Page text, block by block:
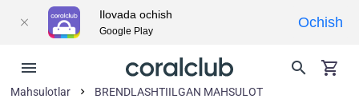
Mahsulotlar BRENDLASHTIILGAN MAHSULOT
Ilovada ochish
Google Play
Ochish